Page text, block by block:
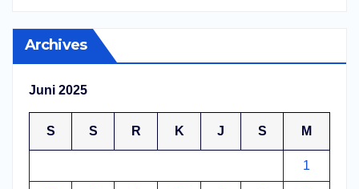
Archives
Juni 2025
S S R K J S M
1